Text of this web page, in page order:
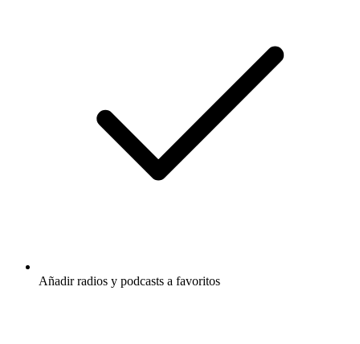
Añadir radios y podcasts a favoritos